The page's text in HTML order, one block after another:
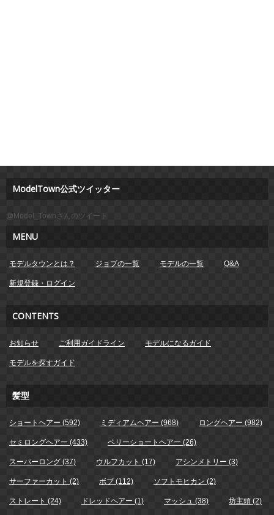
ModelTown公式ツイッター
@Model_Townさんのツイート
MENU
モデルタウンとは？ ジョブの一覧 モデルの一覧 Q&A
新規登録・ログイン
CONTENTS
お知らせ ご利用ガイドライン モデルになるガイド
モデルを探すガイド
髪型
ショートヘアー (592) ミディアムヘアー (968) ロングヘアー (982)
セミロングヘアー (433) ベリーショートヘアー (26)
スーパーロング (37) ウルフカット (17) アシンメトリー (3)
サーファーカット (2) ボブ (112) ソフトモヒカン (2)
ストレート (24) ドレッドヘアー (1) マッシュ (38) 坊主頭 (2)